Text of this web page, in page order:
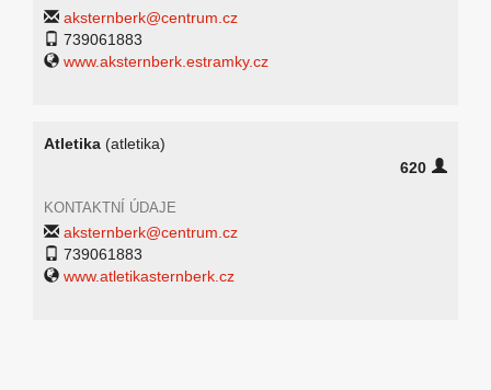
aksternberk@centrum.cz
739061883
www.aksternberk.estramky.cz
Atletika (atletika)
620
KONTAKTNÍ ÚDAJE
aksternberk@centrum.cz
739061883
www.atletikasternberk.cz